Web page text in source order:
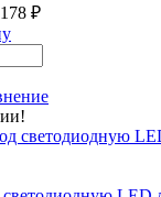
₽